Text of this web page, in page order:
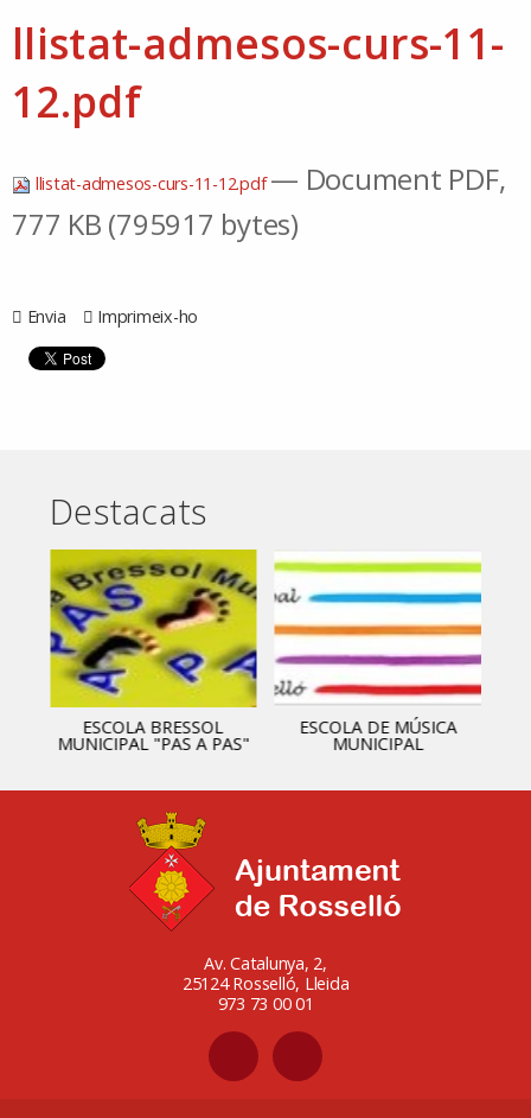
llistat-admesos-curs-11-
12.pdf
llistat-admesos-curs-11-12.pdf— Document PDF,
777 KB (795917 bytes)
Envia Imprimeix-ho
Destacats
ESCOLA BRESSOL
MUNICIPAL "PAS A PAS"
ESCOLA DE MÚSICA
MUNICIPAL
Av. Catalunya, 2,
25124 Rosselló, Lleida
973 73 00 01